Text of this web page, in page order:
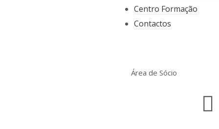
Centro Formação
Contactos
Área de Sócio